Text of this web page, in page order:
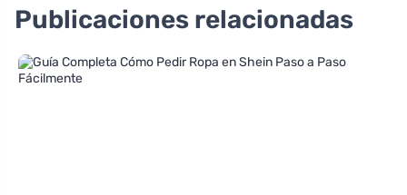
Publicaciones relacionadas